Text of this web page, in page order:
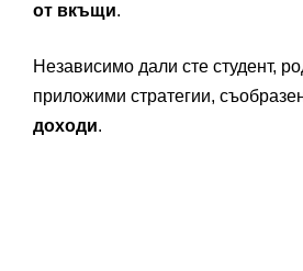
от вкъщи.
Независимо дали сте студент,
приложими стратегии,
доходи.